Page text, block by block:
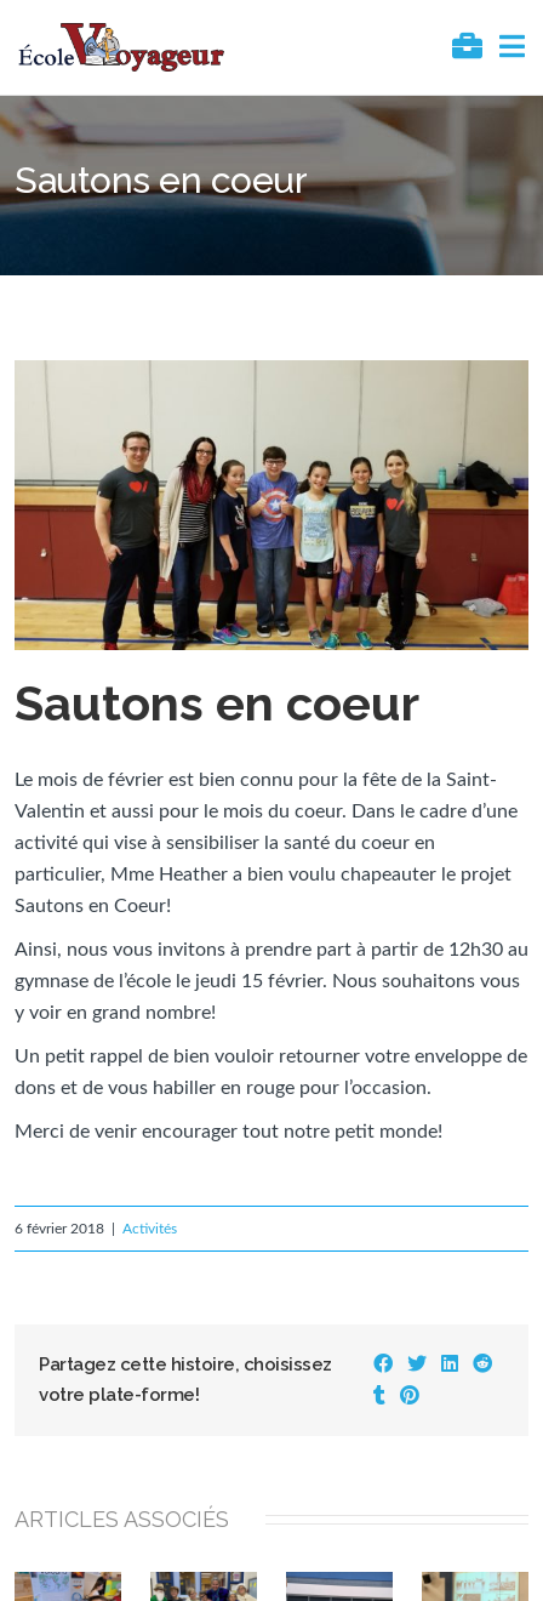
Sautons en coeur
Sautons en coeur
Le mois de février est bien connu pour la fête de la Saint-
Valentin et aussi pour le mois du coeur. Dans le cadre d’une
activité qui vise à sensibiliser la santé du coeur en
particulier, Mme Heather a bien voulu chapeauter le projet
Sautons en Coeur!
Ainsi, nous vous invitons à prendre part à partir de 12h30 au
gymnase de l’école le jeudi 15 février. Nous souhaitons vous
y voir en grand nombre!
Un petit rappel de bien vouloir retourner votre enveloppe de
dons et de vous habiller en rouge pour l’occasion.
Merci de venir encourager tout notre petit monde!
6 février 2018 Activités
Partagez cette histoire, choisissez
votre plate-forme!
ARTICLES ASSOCIÉS